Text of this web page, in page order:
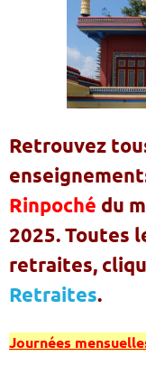
Retrouvez
Rinpoché du
2025. Toutes
retraites,
Retraites.
Journées